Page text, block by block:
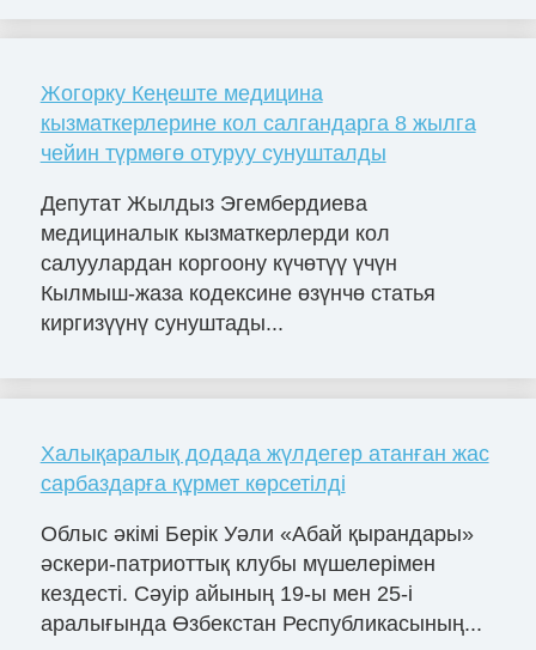
Жогорку Кеңеште медицина
кызматкерлерине кол салгандарга 8 жылга
чейин түрмөгө отуруу сунушталды
Депутат Жылдыз Эгембердиева
медициналык кызматкерлерди кол
салуулардан коргоону күчөтүү үчүн
Кылмыш-жаза кодексине өзүнчө статья
киргизүүнү сунуштады...
Халықаралық додада жүлдегер атанған жас
сарбаздарға құрмет көрсетілді
Облыс әкімі Берік Уәли «Абай қырандары»
әскери-патриоттық клубы мүшелерімен
кездесті. Сәуір айының 19-ы мен 25-і
аралығында Өзбекстан Республикасының...